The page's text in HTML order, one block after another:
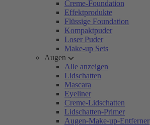
Creme-Foundation
Effektprodukte
Flüssige Foundation
Kompaktpuder
Loser Puder
Make-up Sets
Augen
Alle anzeigen
Lidschatten
Mascara
Eyeliner
Creme-Lidschatten
Lidschatten-Primer
Augen-Make-up-Entferner